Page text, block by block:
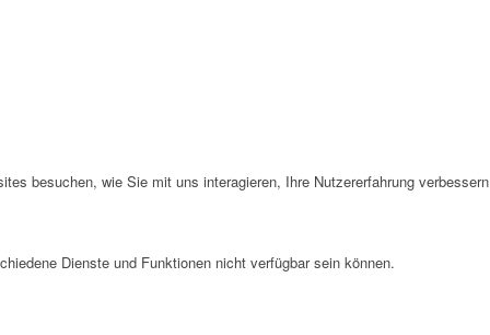
besuchen, wie Sie mit uns interagieren, Ihre Nutzererfahrung verbessern
Dienste und Funktionen nicht verfügbar sein können.